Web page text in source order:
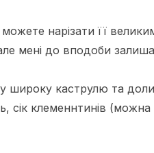
нарізати її
мені до вподоби
широку каструлю та
сік клеменнтинів